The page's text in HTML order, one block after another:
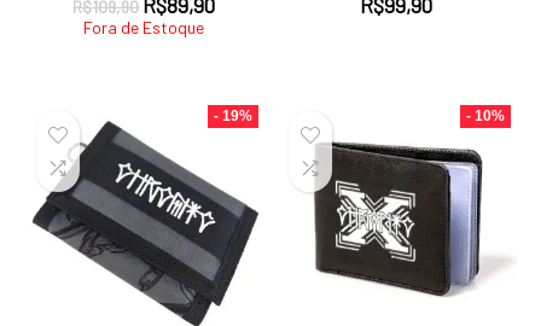
R$109,90
preço
R$109,90.
R$89,90
R$89,90.
Fora de Estoque
R$99,90
- 19% - 10%